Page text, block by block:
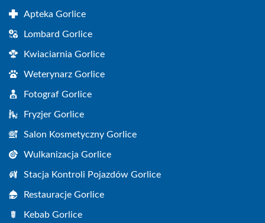
Apteka Gorlice
Lombard Gorlice
Kwiaciarnia Gorlice
Weterynarz Gorlice
Fotograf Gorlice
Fryzjer Gorlice
Salon Kosmetyczny Gorlice
Wulkanizacja Gorlice
Stacja Kontroli Pojazdów Gorlice
Restauracje Gorlice
Kebab Gorlice